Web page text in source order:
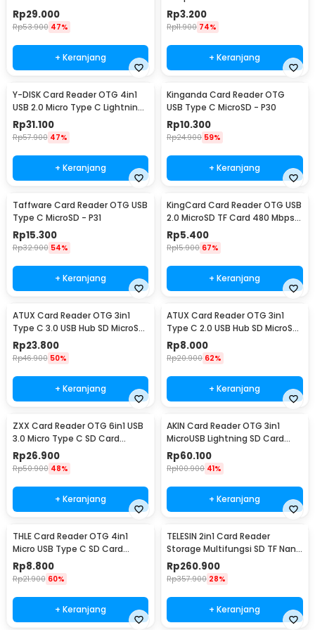
CB220602
Rp29.000
Rp53.900 47%
+ Keranjang
Rp3.200
Rp11.900 74%
+ Keranjang
Y-DISK Card Reader OTG 4in1
USB 2.0 Micro Type C Lightning
MicroSD - CR125
Rp31.100
Rp57.900 47%
+ Keranjang
Kinganda Card Reader OTG
USB Type C MicroSD - P30
Rp10.300
Rp24.900 59%
+ Keranjang
Taffware Card Reader OTG USB
Type C MicroSD - P31
Rp15.300
Rp32.900 54%
+ Keranjang
KingCard Card Reader OTG USB
2.0 MicroSD TF Card 480 Mbps -
TF57
Rp5.400
Rp15.900 67%
+ Keranjang
ATUX Card Reader OTG 3in1
Type C 3.0 USB Hub SD MicroSD
- AT3
Rp23.800
Rp46.900 50%
+ Keranjang
ATUX Card Reader OTG 3in1
Type C 2.0 USB Hub SD MicroSD
- AT32
Rp8.000
Rp20.900 62%
+ Keranjang
ZXX Card Reader OTG 6in1 USB
3.0 Micro Type C SD Card
MicroSD USB - Z61
Rp26.900
Rp50.900 48%
+ Keranjang
AKIN Card Reader OTG 3in1
MicroUSB Lightning SD Card
MicroSD USB 3.0 - NK303T
Rp60.100
Rp100.900 41%
+ Keranjang
THLE Card Reader OTG 4in1
Micro USB Type C SD Card
MicroSD USB 3.0 - THR4
Rp8.800
Rp21.900 60%
+ Keranjang
TELESIN 2in1 Card Reader
Storage Multifungsi SD TF Nano
SIM Card - S6-MCR-01
Rp260.900
Rp357.900 28%
+ Keranjang